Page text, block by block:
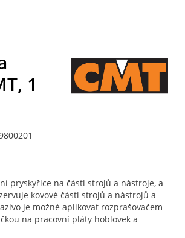
1
pryskyřice na části strojů a nástroje, a
kovové části strojů a nástrojů a
je možné aplikovat rozprašovačem
na pracovní pláty hoblovek a